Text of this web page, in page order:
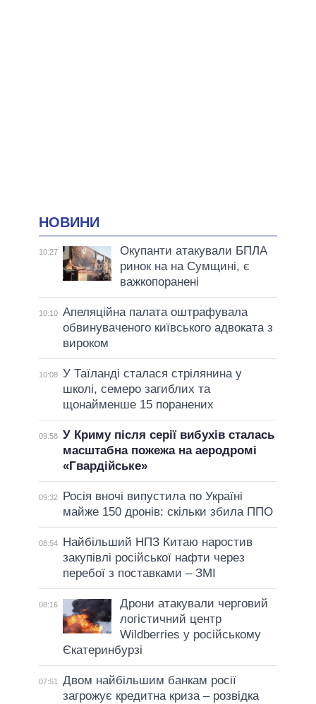
НОВИНИ
10:27
Окупанти атакували БПЛА
ринок на на Сумщині, є
важкопоранені
10:10 Апеляційна палата оштрафувала
обвинуваченого київського адвоката з
вироком
10:08 У Таїланді сталася стрілянина у
школі, семеро загиблих та
щонайменше 15 поранених
09:58 У Криму після серії вибухів сталась
масштабна пожежа на аеродромі
«Гвардійське»
09:32
Росія вночі випустила по Україні
майже 150 дронів: скільки збила ППО
08:54
Найбільший НПЗ Китаю наростив
закупівлі російської нафти через
перебої з поставками – ЗМІ
08:16
Дрони атакували черговий
логістичний центр
Wildberries у російському
Єкатеринбурзі
07:51
Двом найбільшим банкам росії
загрожує кредитна криза – розвідка